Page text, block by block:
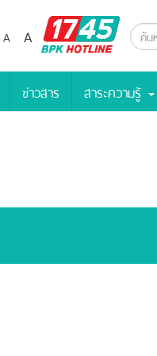
A A
BPK
Hotline
ข่าวสาร สาระความรู้